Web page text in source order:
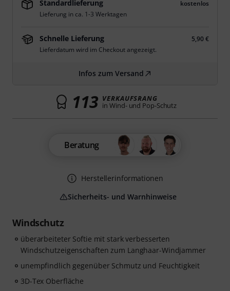
Windschutz
überarbeiteter Softie mit stark verbesserten
Windschutzeigenschaften zum Langhaar-Windjammer
unempfindlich gegenüber Schmutz und Feuchtigkeit
3D-Tex Oberfläche
Standardlieferung
kostenlos
Lieferung in ca. 1-3 Werktagen
Schnelle Lieferung
5,90 €
Lieferdatum wird im Checkout angezeigt.
Infos zum Versand
113 VERKAUFSRANG
in Wind- und Pop-Schutz
Beratung
Herstellerinformationen
Sicherheits- und Warnhinweise